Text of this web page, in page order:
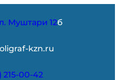
Муштари 12б
kzn.ru
215-00-42